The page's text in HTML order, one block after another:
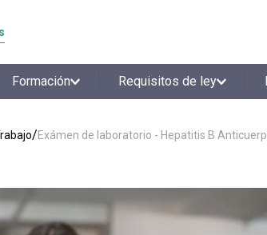
Formación Requisitos de ley
Exámen de laboratorio - Hepatitis B
LO MÁS BUSCADO
1.
smart fit
tiquetera